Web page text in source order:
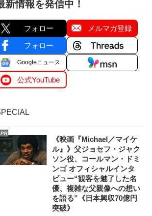
新情報を発信中！
フォロー メルマガ登録
フォロー
Googleニュース
公式YouTube
PR
《映画『Michael／マイケ
ル』》父ジョセフ・ジャク
ソン役、コールマン・ドミ
ンゴ オフィシャルインタ
ビュー“観客を魅了した名
優、複雑な父親像への想い
を語る”《日本興収70億円
突破》